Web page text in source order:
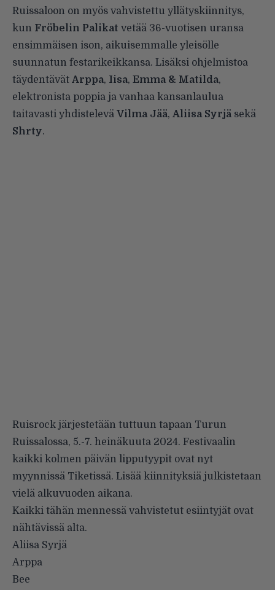
Ruissaloon on myös vahvistettu yllätyskiinnitys,
kun Fröbelin Palikat vetää 36-vuotisen uransa
ensimmäisen ison, aikuisemmalle yleisölle
suunnatun festarikeikkansa. Lisäksi ohjelmistoa
täydentävät Arppa, Iisa, Emma & Matilda,
elektronista poppia ja vanhaa kansanlaulua
taitavasti yhdistelevä Vilma Jää, Aliisa Syrjä sekä
Shrty.
Ruisrock järjestetään tuttuun tapaan Turun
Ruissalossa, 5.-7. heinäkuuta 2024. Festivaalin
kaikki kolmen päivän lipputyypit ovat nyt
myynnissä Tiketissä. Lisää kiinnityksiä julkistetaan
vielä alkuvuoden aikana.
Kaikki tähän mennessä vahvistetut esiintyjät ovat
nähtävissä alta.
Aliisa Syrjä
Arppa
Bee